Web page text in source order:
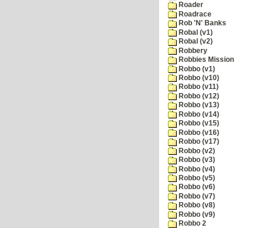
Roader
Roadrace
Rob 'N' Banks
Robal (v1)
Robal (v2)
Robbery
Robbies Mission
Robbo (v1)
Robbo (v10)
Robbo (v11)
Robbo (v12)
Robbo (v13)
Robbo (v14)
Robbo (v15)
Robbo (v16)
Robbo (v17)
Robbo (v2)
Robbo (v3)
Robbo (v4)
Robbo (v5)
Robbo (v6)
Robbo (v7)
Robbo (v8)
Robbo (v9)
Robbo 2